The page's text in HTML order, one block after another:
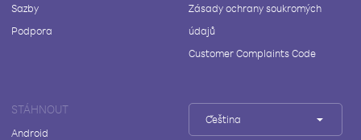
Sazby
Podpora
Zásady ochrany soukromých
údajů
Customer Complaints Code
STÁHNOUT
Android
Čeština